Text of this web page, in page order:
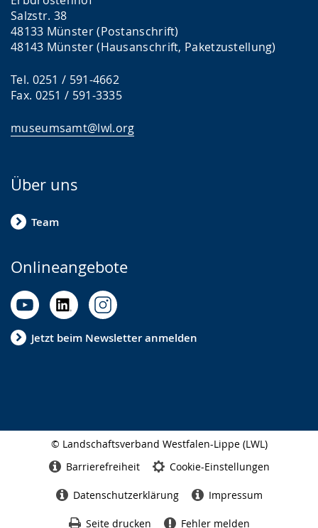
Salzstr. 38
48133 Münster (Postanschrift)
48143 Münster (Hausanschrift, Paketzustellung)
Tel. 0251 / 591-4662
Fax. 0251 / 591-3335
museumsamt@lwl.org
Über uns
Team
Onlineangebote
Jetzt beim Newsletter anmelden
© Landschaftsverband Westfalen-Lippe (LWL)
Barrierefreiheit Cookie-Einstellungen
Datenschutzerklärung Impressum
Seite drucken Fehler melden